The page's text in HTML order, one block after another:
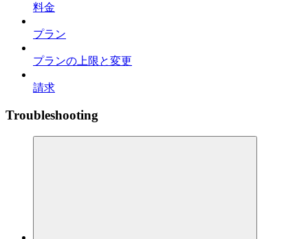
料金
プラン
プランの上限と変更
請求
Troubleshooting